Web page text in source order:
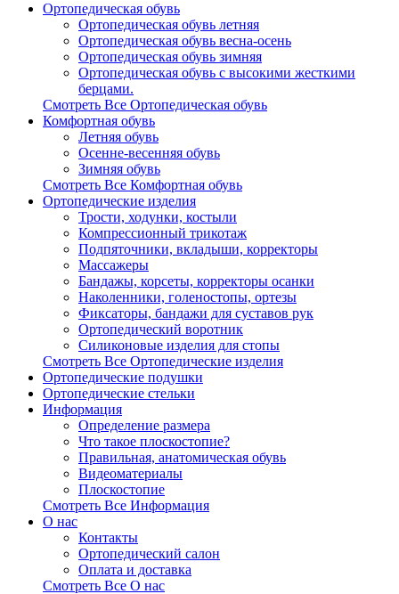
Ортопедическая обувь
Ортопедическая обувь летняя
Ортопедическая обувь весна-осень
Ортопедическая обувь зимняя
Ортопедическая обувь с высокими жесткими
берцами.
Смотреть Все Ортопедическая обувь
Комфортная обувь
Летняя обувь
Осенне-весенняя обувь
Зимняя обувь
Смотреть Все Комфортная обувь
Ортопедические изделия
Трости, ходунки, костыли
Компрессионный трикотаж
Подпяточники, вкладыши, корректоры
Массажеры
Бандажы, корсеты, корректоры осанки
Наколенники, голеностопы, ортезы
Фиксаторы, бандажи для суставов рук
Ортопедический воротник
Силиконовые изделия для стопы
Смотреть Все Ортопедические изделия
Ортопедические подушки
Ортопедические стельки
Информация
Определение размера
Что такое плоскостопие?
Правильная, анатомическая обувь
Видеоматериалы
Плоскостопие
Смотреть Все Информация
О нас
Контакты
Ортопедический салон
Оплата и доставка
Смотреть Все О нас